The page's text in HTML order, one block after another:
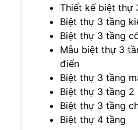
Thiết kế biệt thự
Biệt thự 3 tầng
Biệt thự 3 tầng
Mẫu biệt thự 3
điển
Biệt thự 3 tầng
Biệt thự 3 tầng 2
Biệt thự 3 tầng
Biệt thự 4 tầng